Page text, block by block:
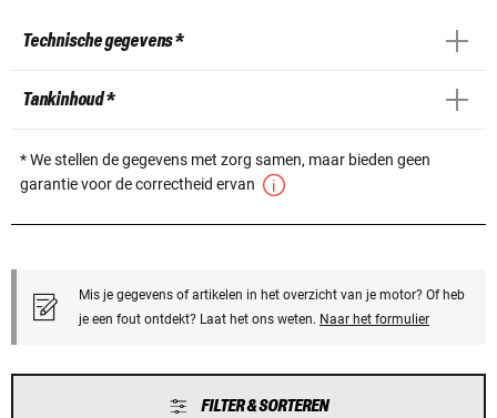
Technische gegevens *
Tankinhoud *
* We stellen de gegevens met zorg samen, maar bieden geen
garantie voor de correctheid ervan
Mis je gegevens of artikelen in het overzicht van je motor? Of heb
je een fout ontdekt? Laat het ons weten. Naar het formulier
FILTER & SORTEREN